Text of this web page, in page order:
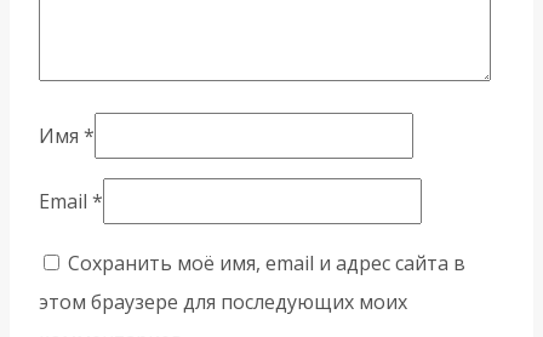
Имя *
Email *
Сохранить моё имя, email и адрес сайта в
этом браузере для последующих моих